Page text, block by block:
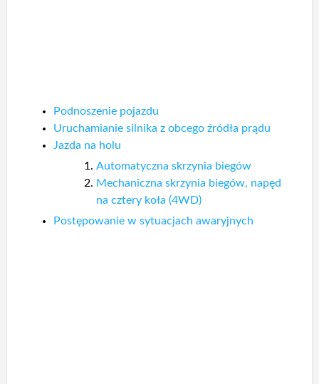
Podnoszenie pojazdu
Uruchamianie silnika z obcego źródła prądu
Jazda na holu
Automatyczna skrzynia biegów
Mechaniczna skrzynia biegów, napęd
na cztery koła (4WD)
Postępowanie w sytuacjach awaryjnych